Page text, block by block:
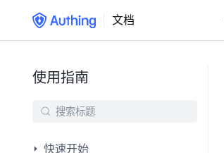
文档
使用指南
快速开始